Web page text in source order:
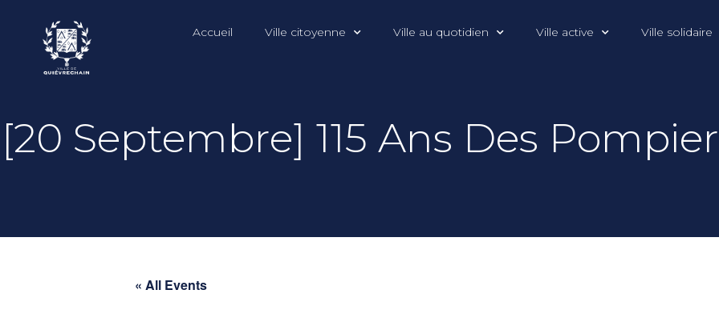
Accueil Ville citoyenne Ville au quotidien Ville active Ville solidaire
[20 Septembre] 115 Ans Des
« All Events